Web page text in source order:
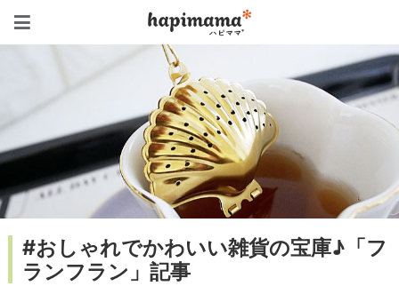
#おしゃれでかわいい雑貨の宝庫♪「フ
ランフラン」記事